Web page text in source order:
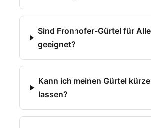
Sind Fronhofer-Gürtel für
geeignet?
Kann ich meinen Gürtel
lassen?